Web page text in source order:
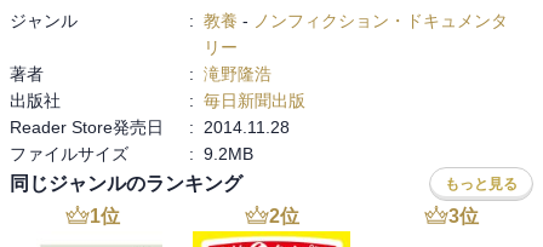
ジャンル : 教養 - ノンフィクション・ドキュメンタ
リー
著者
: 滝野隆浩
出版社
: 毎日新聞出版
Reader Store発売日
:
2014.11.28
ファイルサイズ
: 9.2MB
同じジャンルのランキング もっと見る
1位 2位 3位